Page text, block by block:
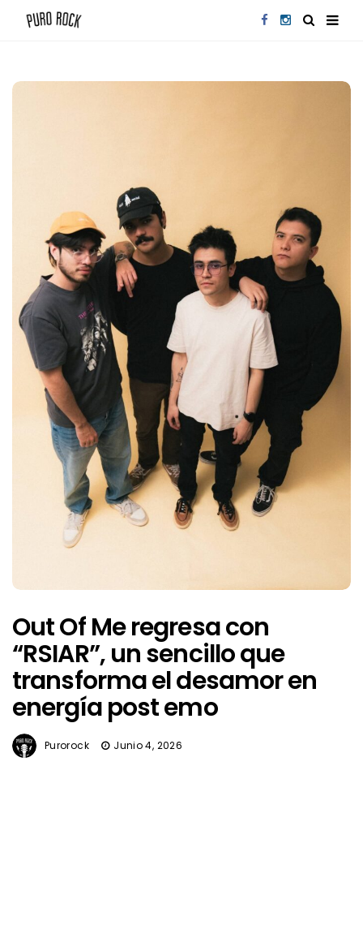
Out Of Me regresa con
“RSIAR”, un sencillo que
transforma el desamor en
energía post emo
Purorock Junio 4, 2026